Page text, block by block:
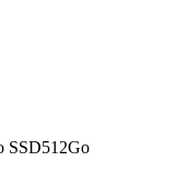
SSD512Go